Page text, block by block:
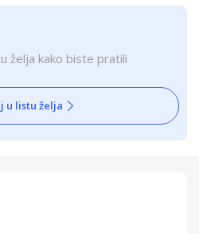
želja kako biste pratili
u listu želja